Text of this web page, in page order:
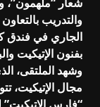
الجاري في فندق
بفنون الإتيكيت
وشهد الملتقى،
مجال الإتيكيت،